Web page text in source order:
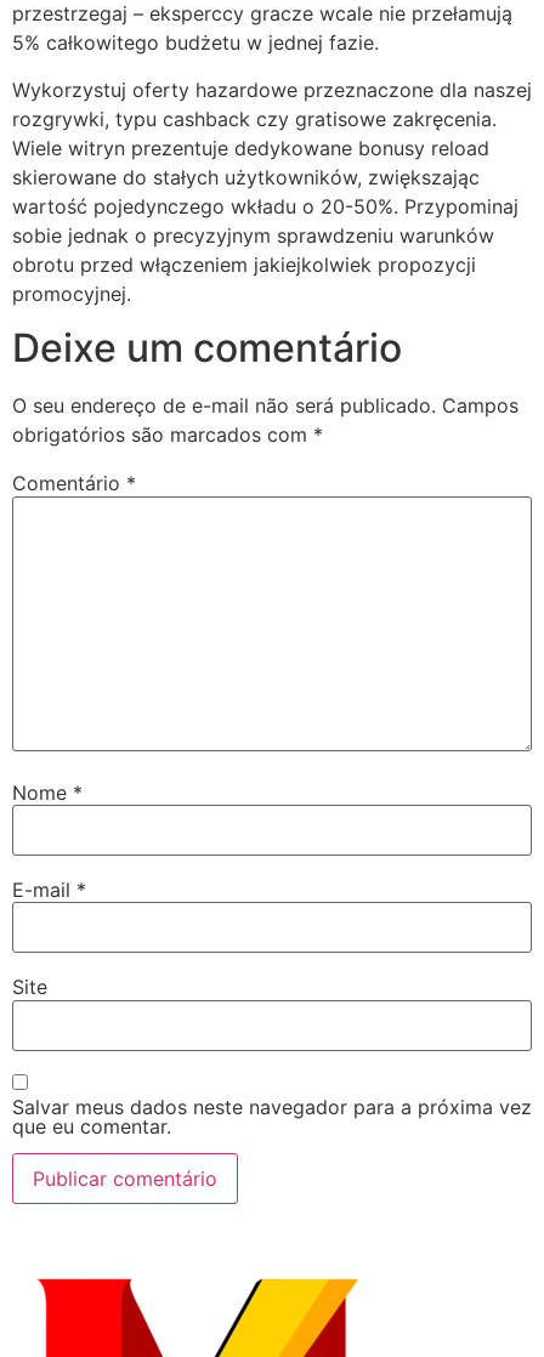
przestrzegaj – eksperccy gracze wcale nie przełamują
5% całkowitego budżetu w jednej fazie.
Wykorzystuj oferty hazardowe przeznaczone dla naszej
rozgrywki, typu cashback czy gratisowe zakręcenia.
Wiele witryn prezentuje dedykowane bonusy reload
skierowane do stałych użytkowników, zwiększając
wartość pojedynczego wkładu o 20-50%. Przypominaj
sobie jednak o precyzyjnym sprawdzeniu warunków
obrotu przed włączeniem jakiejkolwiek propozycji
promocyjnej.
Deixe um comentário
O seu endereço de e-mail não será publicado. Campos
obrigatórios são marcados com *
Comentário *
Nome *
E-mail *
Site
Salvar meus dados neste navegador para a próxima vez
que eu comentar.